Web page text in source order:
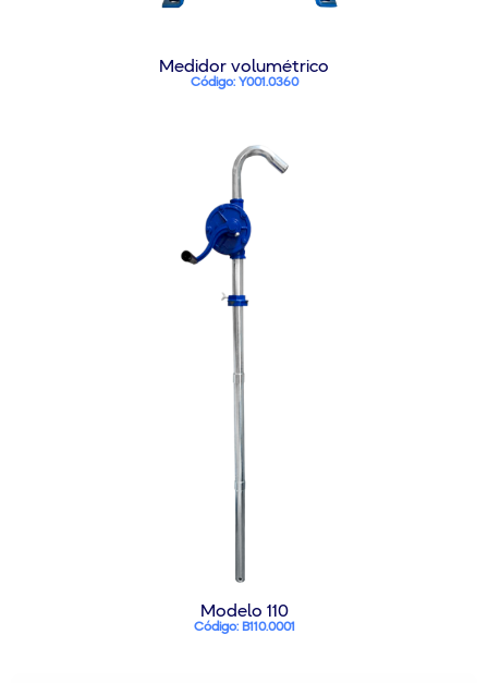
Medidor volumétrico
Código: Y001.0360
Modelo 110
Código: B110.0001